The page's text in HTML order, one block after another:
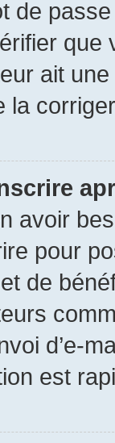
de
ait
la
avoir
pour
de
d’e-
est